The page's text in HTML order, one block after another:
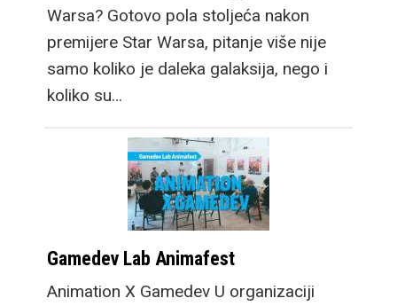
Warsa? Gotovo pola stoljeća nakon
premijere Star Warsa, pitanje više nije
samo koliko je daleka galaksija, nego i
koliko su…
Gamedev Lab Animafest
Animation X Gamedev U organizaciji